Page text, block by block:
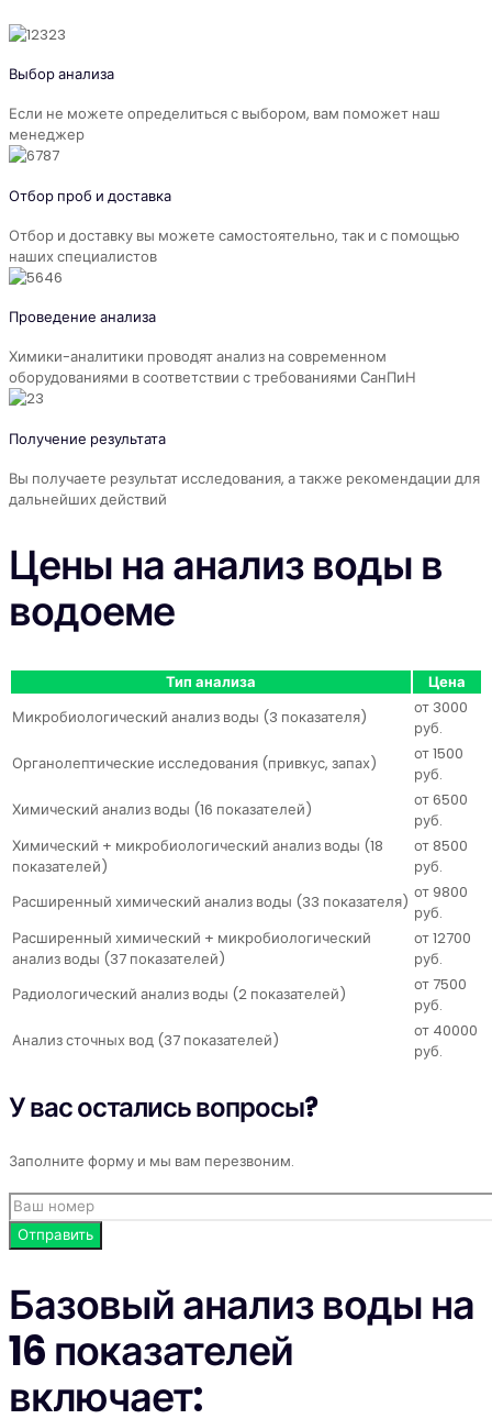
Выбор анализа
Если не можете определиться с выбором, вам поможет наш
менеджер
Отбор проб и доставка
Отбор и доставку вы можете самостоятельно, так и с помощью
наших специалистов
Проведение анализа
Химики-аналитики проводят анализ на современном
оборудованиями в соответствии с требованиями СанПиН
Получение результата
Вы получаете результат исследования, а также рекомендации для
дальнейших действий
Цены на анализ воды в
водоеме
Тип анализа
Цена
Микробиологический анализ воды (3 показателя)
от 3000
руб.
Органолептические исследования (привкус, запах)
от 1500
руб.
Химический анализ воды (16 показателей)
от 6500
руб.
Химический + микробиологический анализ воды (18
показателей)
от 8500
руб.
Расширенный химический анализ воды (33 показателя) от 9800
руб.
Расширенный химический + микробиологический
анализ воды (37 показателей)
от 12700
руб.
Радиологический анализ воды (2 показателей)
от 7500
руб.
Анализ сточных вод (37 показателей)
от 40000
руб.
У вас остались вопросы?
Заполните форму и мы вам перезвоним.
Базовый анализ воды на
16 показателей
включает: